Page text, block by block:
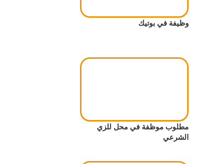
وظيفة في بوتيك
مطلوب موظفة في محل للزي
الشرعي